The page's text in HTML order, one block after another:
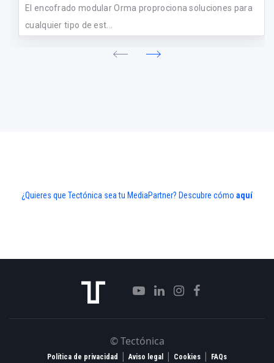
El encofrado modular Orma proprociona soluciones para
cualquier tipo de est...
¿Quieres que Tectónica sea tu MediaPartner? Descubre cómo aquí
© Tectónica
Política de privacidad |Aviso legal | Cookies | FAQs